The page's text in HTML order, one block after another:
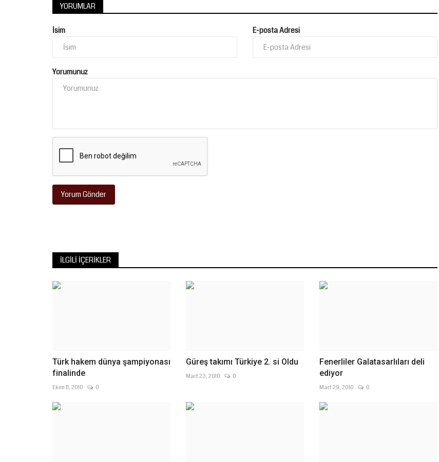
YORUMLAR
İsim E-posta Adresi
Yorumunuz
Yorum Gönder
İLGILI İÇERIKLER
Türk hakem dünya şampiyonası
finalinde
Ekim 11, 2010 0
Güreş takımı Türkiye 2. si Oldu
Mart 23, 2010 0
Fenerliler Galatasarlıları deli
ediyor
Mart 29, 2010 0